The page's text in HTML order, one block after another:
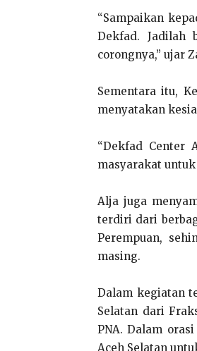
“Sampaikan
Dekfad. Jadilah
corongnya,” ujar
Sementara itu,
menyatakan
“Dekfad Center
masyarakat
Alja juga
terdiri dari
Perempuan,
masing.
Dalam kegiatan
Selatan dari
PNA. Dalam
Aceh Selatan